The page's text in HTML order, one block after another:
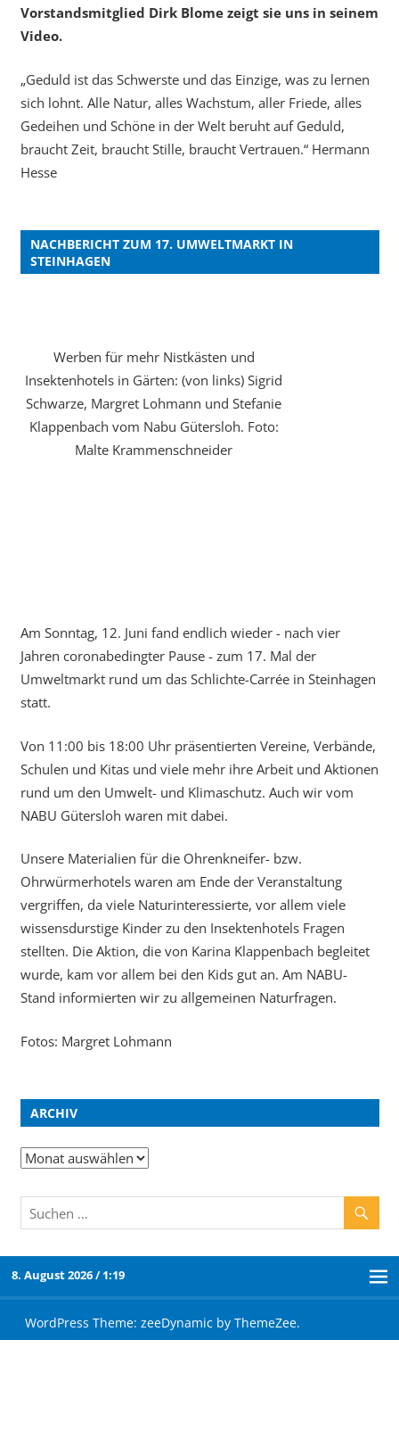
Vorstandsmitglied Dirk Blome zeigt sie uns in seinem
Video.
„Geduld ist das Schwerste und das Einzige, was zu lernen
sich lohnt. Alle Natur, alles Wachstum, aller Friede, alles
Gedeihen und Schöne in der Welt beruht auf Geduld,
braucht Zeit, braucht Stille, braucht Vertrauen.“ Hermann
Hesse
NACHBERICHT ZUM 17. UMWELTMARKT IN
STEINHAGEN
Werben für mehr Nistkästen und
Insektenhotels in Gärten: (von links) Sigrid
Schwarze, Margret Lohmann und Stefanie
Klappenbach vom Nabu Gütersloh. Foto:
Malte Krammenschneider
Am Sonntag, 12. Juni fand endlich wieder - nach vier
Jahren coronabedingter Pause - zum 17. Mal der
Umweltmarkt rund um das Schlichte-Carrée in Steinhagen
statt.
Von 11:00 bis 18:00 Uhr präsentierten Vereine, Verbände,
Schulen und Kitas und viele mehr ihre Arbeit und Aktionen
rund um den Umwelt- und Klimaschutz. Auch wir vom
NABU Gütersloh waren mit dabei.
Unsere Materialien für die Ohrenkneifer- bzw.
Ohrwürmerhotels waren am Ende der Veranstaltung
vergriffen, da viele Naturinteressierte, vor allem viele
wissensdurstige Kinder zu den Insektenhotels Fragen
stellten. Die Aktion, die von Karina Klappenbach begleitet
wurde, kam vor allem bei den Kids gut an. Am NABU-
Stand informierten wir zu allgemeinen Naturfragen.
Fotos: Margret Lohmann
ARCHIV
8. August 2026 / 1:19
WordPress Theme: zeeDynamic by ThemeZee.